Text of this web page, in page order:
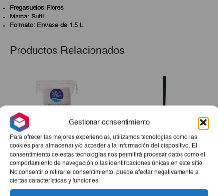
Gestionar consentimiento
Para ofrecer las mejores experiencias, utilizamos tecnologías como las
cookies para almacenar y/o acceder a la información del dispositivo. El
consentimiento de estas tecnologías nos permitirá procesar datos como el
comportamiento de navegación o las identificaciones únicas en este sitio.
No consentir o retirar el consentimiento, puede afectar negativamente a
ciertas características y funciones.
Fregasuelos Flores
Marca: Sutil
Formato: Envase de 1.5 L
Productos Relacionados
Algodón Micaderm ZigZag
100g
Recogedor